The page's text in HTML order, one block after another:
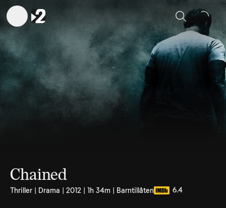
Sök
Chained
Thriller | Drama | 2012 | 1h 34m | Barntillåten 6.4